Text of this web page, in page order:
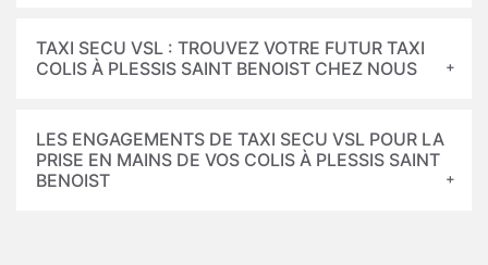
TAXI SECU VSL : TROUVEZ VOTRE FUTUR TAXI
COLIS À PLESSIS SAINT BENOIST CHEZ NOUS
LES ENGAGEMENTS DE TAXI SECU VSL POUR LA
PRISE EN MAINS DE VOS COLIS À PLESSIS SAINT
BENOIST